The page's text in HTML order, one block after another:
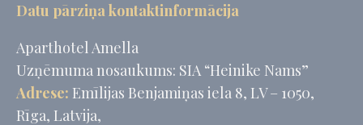
Datu pārziņa kontaktinformācija
Aparthotel Amella
Uzņēmuma nosaukums: SIA “Heinike Nams”
Adrese: Emīlijas Benjamiņas iela 8, LV – 1050,
Rīga, Latvija,